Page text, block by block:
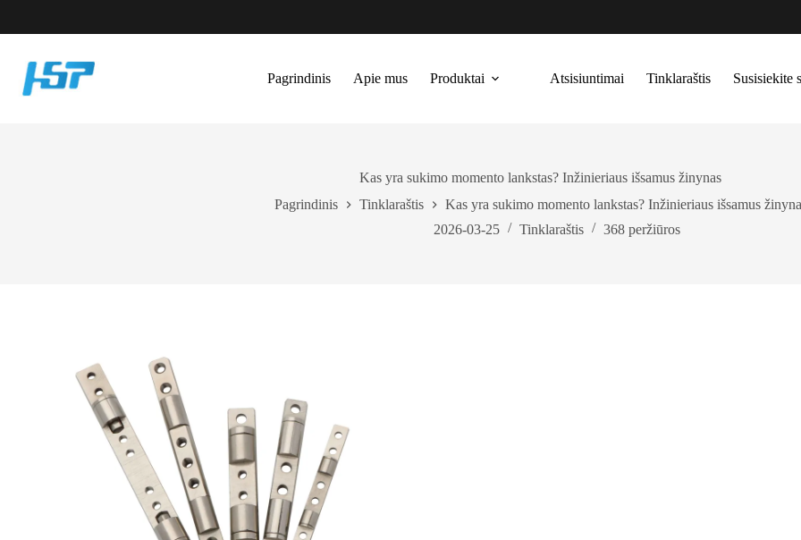
turinio
Pagrindinis Apie mus Produktai Atsisiuntimai Tinklaraštis Susisiekite
Kas yra sukimo momento lankstas? Inžinieriaus išsamus žinynas
Pagrindinis
Tinklaraštis
Kas yra sukimo momento lankstas? Inžinieriaus išsamus
2026-03-25
Tinklaraštis 368 peržiūros